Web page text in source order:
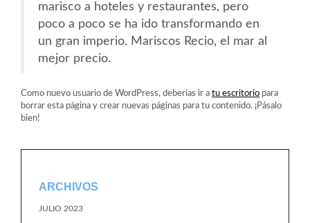
marisco a hoteles y restaurantes, pero
poco a poco se ha ido transformando en
un gran imperio. Mariscos Recio, el mar al
mejor precio.
Como nuevo usuario de WordPress, deberías ir a tu escritorio para
borrar esta página y crear nuevas páginas para tu contenido. ¡Pásalo
bien!
ARCHIVOS
JULIO 2023